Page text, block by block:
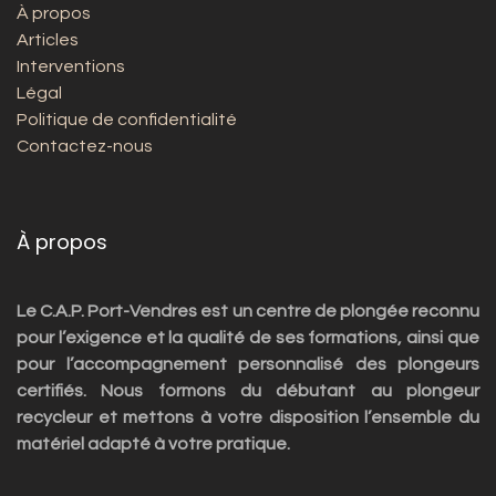
À propos
Articles
Interventions
Légal
Politique de confidentialité
Contactez-nous
À propos
Le C.A.P. Port-Vendres est un centre de plongée reconnu
pour l’exigence et la qualité de ses formations, ainsi que
pour l’accompagnement personnalisé des plongeurs
certifiés. Nous formons du débutant au plongeur
recycleur et mettons à votre disposition l’ensemble du
matériel adapté à votre pratique.